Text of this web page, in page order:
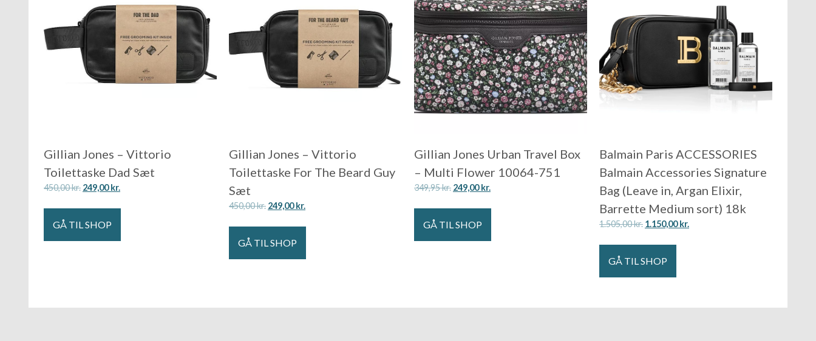
Gillian Jones – Vittorio
Toilettaske Dad Sæt
450,00kr. 249,00kr.
GÅ TIL SHOP
Gillian Jones – Vittorio
Toilettaske For The Beard Guy
Sæt
450,00kr. 249,00kr.
GÅ TIL SHOP
Gillian Jones Urban Travel Box
– Multi Flower 10064-751
349,95kr. 249,00kr.
GÅ TIL SHOP
Balmain Paris ACCESSORIES
Balmain Accessories Signature
Bag (Leave in, Argan Elixir,
Barrette Medium sort) 18k
1.505,00kr. 1.150,00kr.
GÅ TIL SHOP